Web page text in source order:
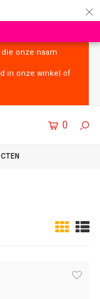
×
onze naam
in onze winkel of
0